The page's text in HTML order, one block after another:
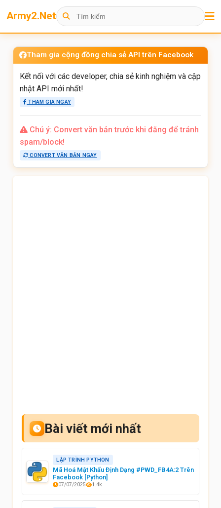
Army2.Net
Tham gia cộng đồng chia sẻ API trên Facebook
Kết nối với các developer, chia sẻ kinh nghiệm và cập
nhật API mới nhất!
THAM GIA NGAY
Chú ý: Convert văn bản trước khi đăng để tránh
spam/block!
CONVERT VĂN BẢN NGAY
Bài viết mới nhất
LẬP TRÌNH PYTHON
Mã Hoá Mật Khẩu Định Dạng #PWD_FB4A:2 Trên
Facebook [Python]
07/07/2025 1.4k